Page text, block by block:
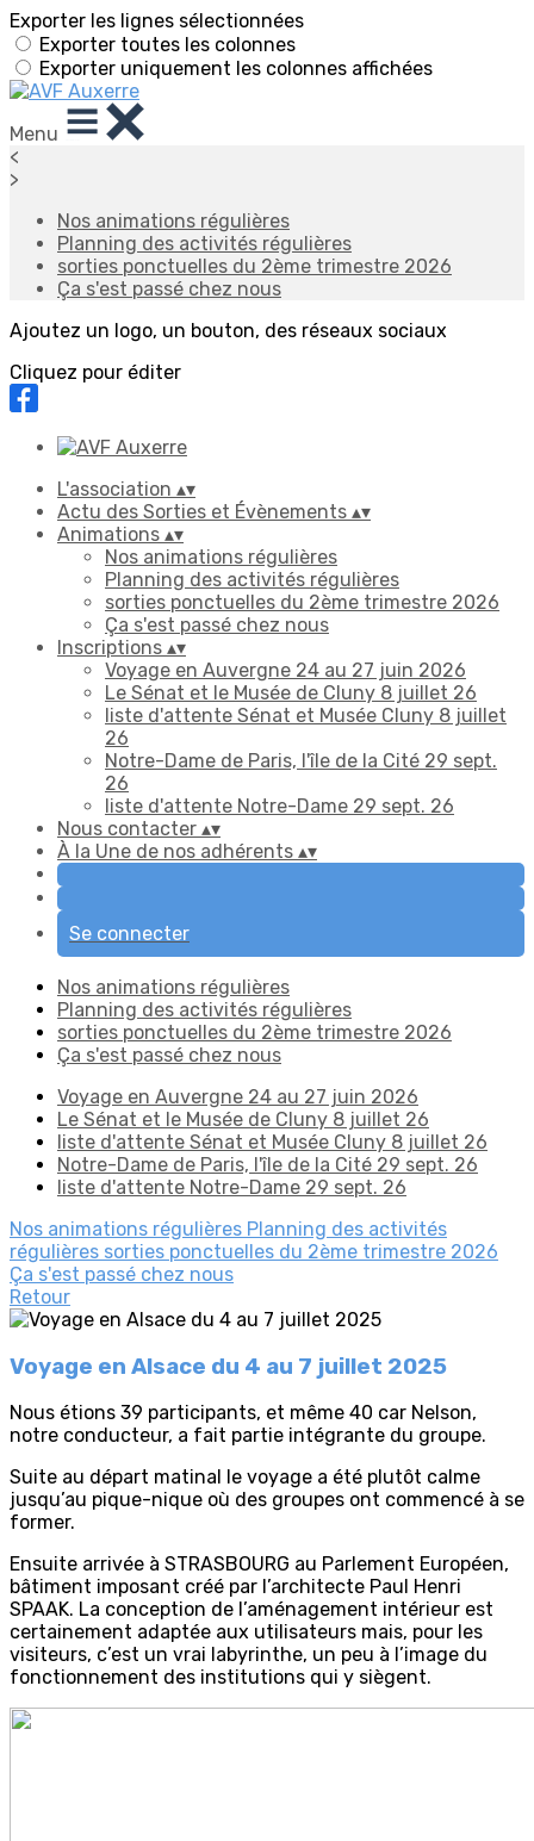
Exporter les lignes sélectionnées
Exporter toutes les colonnes
Exporter uniquement les colonnes affichées
Menu
<
>
Nos animations régulières
Planning des activités régulières
sorties ponctuelles du 2ème trimestre 2026
Ça s'est passé chez nous
Ajoutez un logo, un bouton, des réseaux sociaux
Cliquez pour éditer
L'association ▴▾
Actu des Sorties et Évènements ▴▾
Animations ▴▾
Nos animations régulières
Planning des activités régulières
sorties ponctuelles du 2ème trimestre 2026
Ça s'est passé chez nous
Inscriptions ▴▾
Voyage en Auvergne 24 au 27 juin 2026
Le Sénat et le Musée de Cluny 8 juillet 26
liste d'attente Sénat et Musée Cluny 8 juillet
26
Notre-Dame de Paris, l'île de la Cité 29 sept.
26
liste d'attente Notre-Dame 29 sept. 26
Nous contacter ▴▾
À la Une de nos adhérents ▴▾
Se connecter
Nos animations régulières
Planning des activités régulières
sorties ponctuelles du 2ème trimestre 2026
Ça s'est passé chez nous
Voyage en Auvergne 24 au 27 juin 2026
Le Sénat et le Musée de Cluny 8 juillet 26
liste d'attente Sénat et Musée Cluny 8 juillet 26
Notre-Dame de Paris, l'île de la Cité 29 sept. 26
liste d'attente Notre-Dame 29 sept. 26
Nos animations régulières Planning des activités
régulières sorties ponctuelles du 2ème trimestre 2026
Ça s'est passé chez nous
Retour
Voyage en Alsace du 4 au 7 juillet 2025
Nous étions 39 participants, et même 40 car Nelson,
notre conducteur, a fait partie intégrante du groupe.
Suite au départ matinal le voyage a été plutôt calme
jusqu’au pique-nique où des groupes ont commencé à se
former.
Ensuite arrivée à STRASBOURG au Parlement Européen,
bâtiment imposant créé par l’architecte Paul Henri
SPAAK. La conception de l’aménagement intérieur est
certainement adaptée aux utilisateurs mais, pour les
visiteurs, c’est un vrai labyrinthe, un peu à l’image du
fonctionnement des institutions qui y siègent.